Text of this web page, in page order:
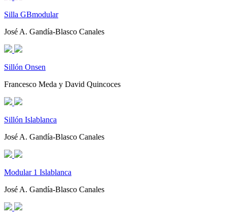
Silla GBmodular
José A. Gandía-Blasco Canales
Sillón Onsen
Francesco Meda y David Quincoces
Sillón Islablanca
José A. Gandía-Blasco Canales
Modular 1 Islablanca
José A. Gandía-Blasco Canales